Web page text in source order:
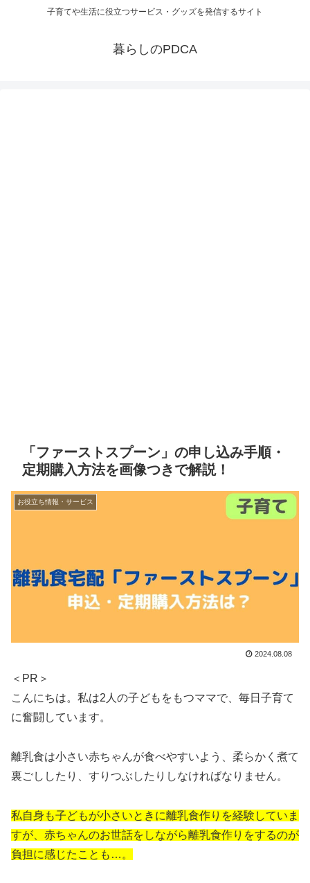
子育てや生活に役立つサービス・グッズを発信するサイト
暮らしのPDCA
「ファーストスプーン」の申し込み手順・
定期購入方法を画像つきで解説！
お役立ち情報・サービス
2024.08.08
＜PR＞
こんにちは。私は2人の子どもをもつママで、毎日子育て
に奮闘しています。
離乳食は小さい赤ちゃんが食べやすいよう、柔らかく煮て
裏ごししたり、すりつぶしたりしなければなりません。
私自身も子どもが小さいときに離乳食作りを経験していま
すが、赤ちゃんのお世話をしながら離乳食作りをするのが
負担に感じたことも…。